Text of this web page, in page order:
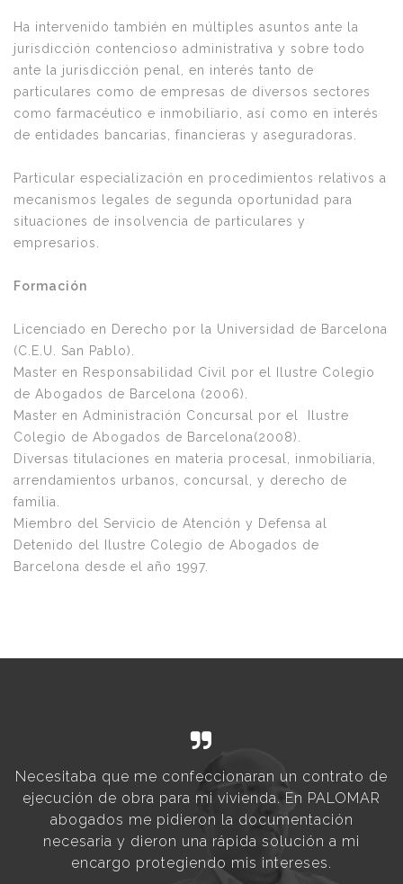
Ha intervenido también en múltiples asuntos ante la
jurisdicción contencioso administrativa y sobre todo
ante la jurisdicción penal, en interés tanto de
particulares como de empresas de diversos sectores
como farmacéutico e inmobiliario, así como en interés
de entidades bancarias, financieras y aseguradoras.
Particular especialización en procedimientos relativos a
mecanismos legales de segunda oportunidad para
situaciones de insolvencia de particulares y
empresarios.
Formación
Licenciado en Derecho por la Universidad de Barcelona
(C.E.U. San Pablo).
Master en Responsabilidad Civil por el Ilustre Colegio
de Abogados de Barcelona (2006).
Master en Administración Concursal por el Ilustre
Colegio de Abogados de Barcelona(2008).
Diversas titulaciones en materia procesal, inmobiliaria,
arrendamientos urbanos, concursal, y derecho de
familia.
Miembro del Servicio de Atención y Defensa al
Detenido del Ilustre Colegio de Abogados de
Barcelona desde el año 1997.
Necesitaba que me confeccionaran un contrato de
ejecución de obra para mi vivienda. En PALOMAR
abogados me pidieron la documentación
necesaria y dieron una rápida solución a mi
encargo protegiendo mis intereses.